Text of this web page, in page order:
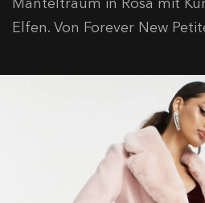
Elfen. Von Forever New